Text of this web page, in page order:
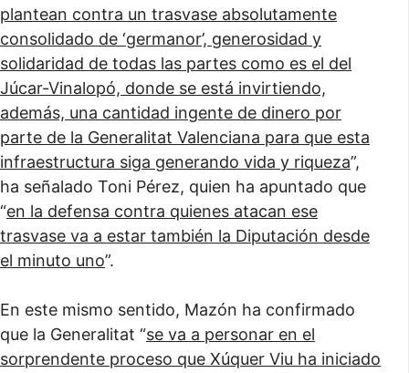
plantean contra un trasvase absolutamente
consolidado de ‘germanor’, generosidad y
solidaridad de todas las partes como es el del
Júcar-Vinalopó, donde se está invirtiendo,
además, una cantidad ingente de dinero por
parte de la Generalitat Valenciana para que esta
infraestructura siga generando vida y riqueza”,
ha señalado Toni Pérez, quien ha apuntado que
“en la defensa contra quienes atacan ese
trasvase va a estar también la Diputación desde
el minuto uno”.
En este mismo sentido, Mazón ha confirmado
que la Generalitat “se va a personar en el
sorprendente proceso que Xúquer Viu ha iniciado